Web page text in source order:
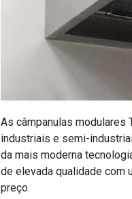
As câmpanulas modulares
industriais e semi-
da mais moderna
de elevada qualidade com
preço.